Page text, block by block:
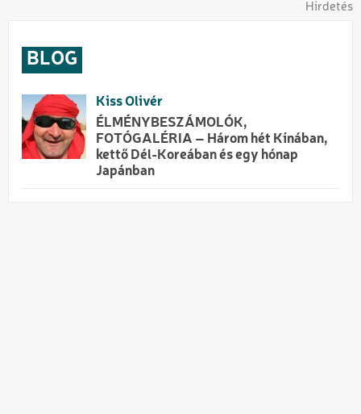
Hirdetés
BLOG
Kiss Olivér
ÉLMÉNYBESZÁMOLÓK,
FOTÓGALÉRIA – Három hét Kínában,
kettő Dél-Koreában és egy hónap
Japánban